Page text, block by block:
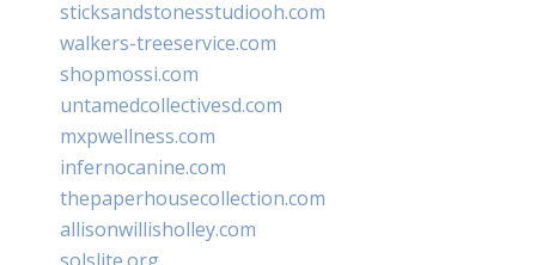
sticksandstonesstudiooh.com
walkers-treeservice.com
shopmossi.com
untamedcollectivesd.com
mxpwellness.com
infernocanine.com
thepaperhousecollection.com
allisonwillisholley.com